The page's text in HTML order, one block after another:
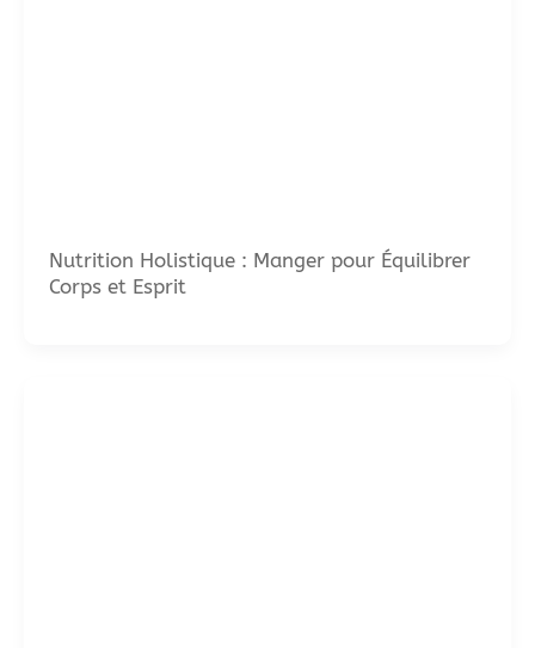
Nutrition Holistique : Manger pour Équilibrer
Corps et Esprit